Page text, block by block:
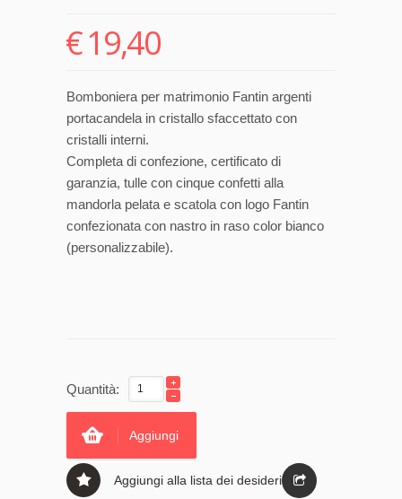
€19,40
Bomboniera per matrimonio Fantin argenti
portacandela in cristallo sfaccettato con
cristalli interni.
Completa di confezione, certificato di
garanzia, tulle con cinque confetti alla
mandorla pelata e scatola con logo Fantin
confezionata con nastro in raso color bianco
(personalizzabile).
Quantità:
Aggiungi
Aggiungi alla lista dei desideri